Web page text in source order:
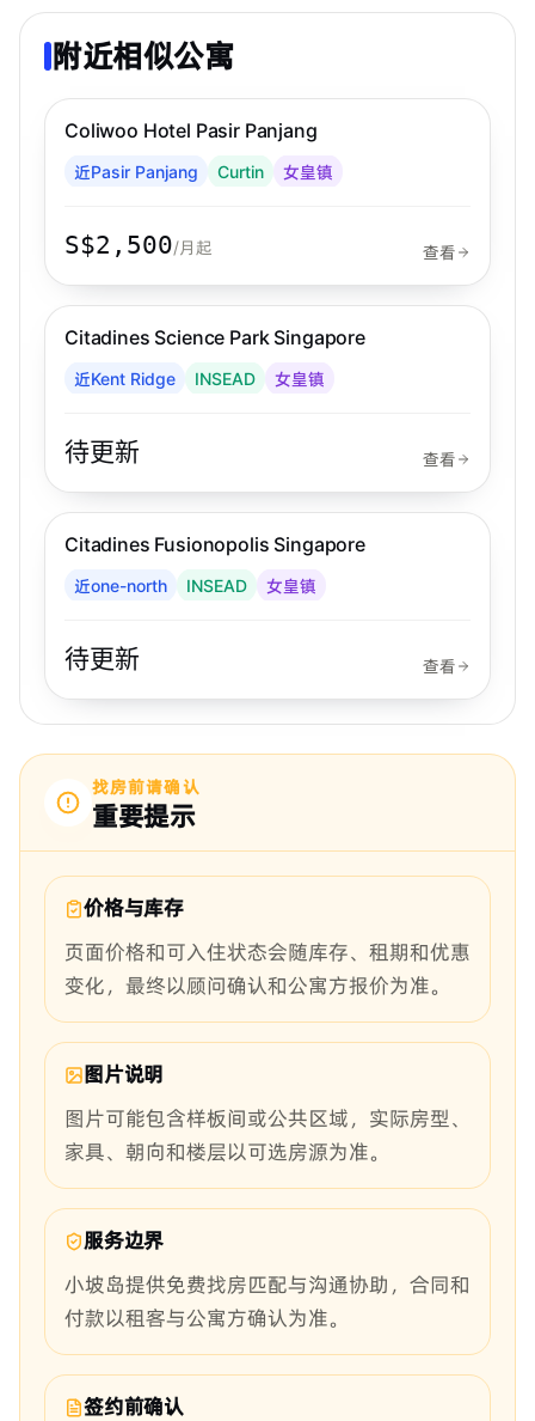
附近相似公寓
Coliwoo
步行 6 分钟到 MRT
Coliwoo Hotel Pasir Panjang
近Pasir Panjang Curtin 女皇镇
S$2,500/月起 查看
Citadines
Citadines Science Park Singapore
近Kent Ridge INSEAD 女皇镇
待更新 查看
Citadines
Citadines Fusionopolis Singapore
近one-north INSEAD 女皇镇
待更新 查看
找房前请确认
重要提示
价格与库存
页面价格和可入住状态会随库存、租期和优惠
变化，最终以顾问确认和公寓方报价为准。
图片说明
图片可能包含样板间或公共区域，实际房型、
家具、朝向和楼层以可选房源为准。
服务边界
小坡岛提供免费找房匹配与沟通协助，合同和
付款以租客与公寓方确认为准。
签约前确认